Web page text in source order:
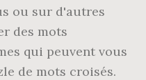
ou sur d'autres
des mots
qui peuvent vous
de mots croisés.